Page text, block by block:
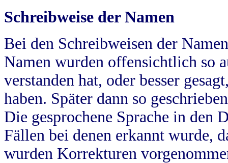
Schreibweise der Namen
Bei den Schreibweisen der
Namen wurden offensichtlich so
verstanden hat, oder besser
haben. Später dann so
Die gesprochene Sprache in
Fällen bei denen erkannt wurde,
wurden Korrekturen